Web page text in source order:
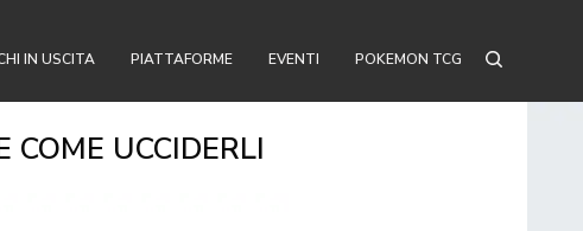
IN USCITA PIATTAFORME EVENTI POKEMON TCG
UCCIDERLI